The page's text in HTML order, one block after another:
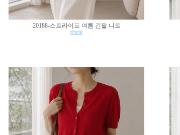
20188-스트라이프 여름 긴팔 니트